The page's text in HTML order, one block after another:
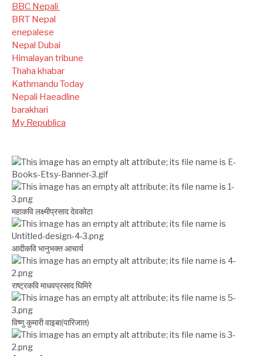
BBC Nepali
BRT Nepal
enepalese
Nepal Dubai
Himalayan tribune
Thaha khabar
Kathmandu Today
Nepali Haeadline
barakhari
My Republica
महाकवि लक्ष्मीप्रसाद देवकोटा
आदीकवि भानुभक्त आचार्य
राष्ट्रकवि माधवप्रसाद घिमिरे
विष्णु कुमारी वाइबा(पारिजात)